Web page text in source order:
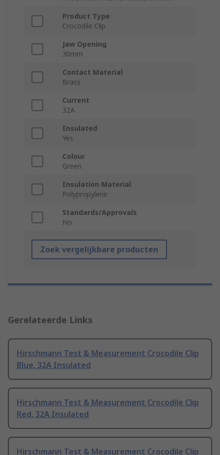
Product Type
Crocodile Clip
Jaw Opening
30mm
Contact Material
Brass
Current
32A
Insulated
Yes
Colour
Green
Insulation Material
Polypropylene
Standards/Approvals
No
Zoek vergelijkbare producten
Gerelateerde Links
Hirschmann Test & Measurement Crocodile Clip
Blue, 32A Insulated
Hirschmann Test & Measurement Crocodile Clip
Red, 32A Insulated
Hirschmann Test & Measurement Crocodile Clip